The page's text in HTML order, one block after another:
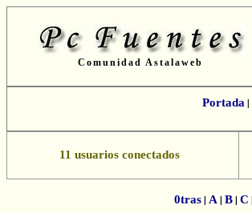
Comunidad Astalaweb
Portada|
11 usuarios conectados
0tras| A | B| C |